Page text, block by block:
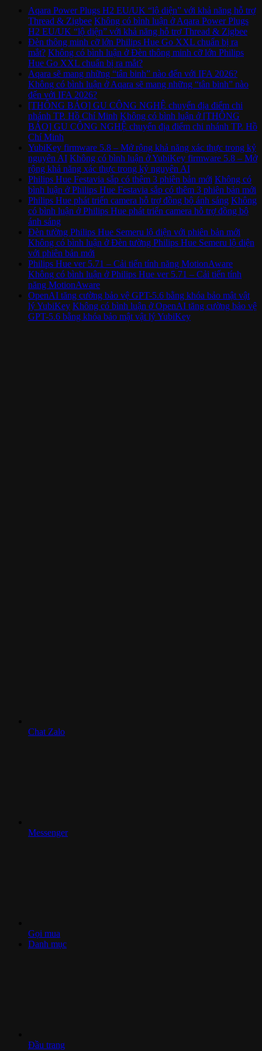
Aqara Power Plugs H2 EU/UK “lộ diện” với khả năng hỗ trợ
Thread & Zigbee Không có bình luận ở Aqara Power Plugs
H2 EU/UK “lộ diện” với khả năng hỗ trợ Thread & Zigbee
Đèn thông minh cỡ lớn Philips Hue Go XXL chuẩn bị ra
mắt? Không có bình luận ở Đèn thông minh cỡ lớn Philips
Hue Go XXL chuẩn bị ra mắt?
Aqara sẽ mang những “tân binh” nào đến với IFA 2026?
Không có bình luận ở Aqara sẽ mang những “tân binh” nào
đến với IFA 2026?
[THÔNG BÁO] GU CÔNG NGHỆ chuyển địa điểm chi
nhánh TP. Hồ Chí Minh Không có bình luận ở [THÔNG
BÁO] GU CÔNG NGHỆ chuyển địa điểm chi nhánh TP. Hồ
Chí Minh
YubiKey firmware 5.8 – Mở rộng khả năng xác thực trong kỷ
nguyên AI Không có bình luận ở YubiKey firmware 5.8 – Mở
rộng khả năng xác thực trong kỷ nguyên AI
Philips Hue Festavia sắp có thêm 3 phiên bản mới Không có
bình luận ở Philips Hue Festavia sắp có thêm 3 phiên bản mới
Philips Hue phát triển camera hỗ trợ đồng bộ ánh sáng Không
có bình luận ở Philips Hue phát triển camera hỗ trợ đồng bộ
ánh sáng
Đèn tường Philips Hue Semeru lộ diện với phiên bản mới
Không có bình luận ở Đèn tường Philips Hue Semeru lộ diện
với phiên bản mới
Philips Hue ver 5.71 – Cải tiến tính năng MotionAware
Không có bình luận ở Philips Hue ver 5.71 – Cải tiến tính
năng MotionAware
OpenAI tăng cường bảo vệ GPT-5.6 bằng khóa bảo mật vật
lý YubiKey Không có bình luận ở OpenAI tăng cường bảo vệ
GPT-5.6 bằng khóa bảo mật vật lý YubiKey
Chat Zalo
Messenger
Gọi mua
Danh mục
Đầu trang